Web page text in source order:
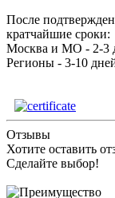
После
кратчайшие сроки:
Москва и МО - 2-3
Регионы - 3-10
Отзывы
Хотите оставить
Сделайте выбор!